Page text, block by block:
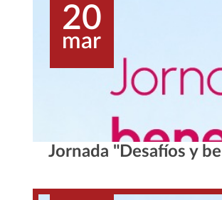
20
mar
Jornada "Desafíos y